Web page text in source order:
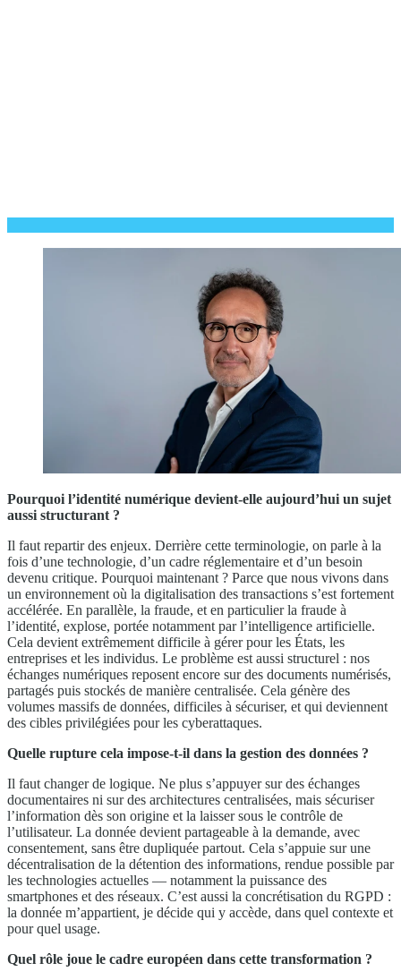
Pourquoi l’identité numérique devient-elle aujourd’hui un sujet
aussi structurant ?
Il faut repartir des enjeux. Derrière cette terminologie, on parle à la
fois d’une technologie, d’un cadre réglementaire et d’un besoin
devenu critique. Pourquoi maintenant ? Parce que nous vivons dans
un environnement où la digitalisation des transactions s’est fortement
accélérée. En parallèle, la fraude, et en particulier la fraude à
l’identité, explose, portée notamment par l’intelligence artificielle.
Cela devient extrêmement difficile à gérer pour les États, les
entreprises et les individus. Le problème est aussi structurel : nos
échanges numériques reposent encore sur des documents numérisés,
partagés puis stockés de manière centralisée. Cela génère des
volumes massifs de données, difficiles à sécuriser, et qui deviennent
des cibles privilégiées pour les cyberattaques.
Quelle rupture cela impose-t-il dans la gestion des données ?
Il faut changer de logique. Ne plus s’appuyer sur des échanges
documentaires ni sur des architectures centralisées, mais sécuriser
l’information dès son origine et la laisser sous le contrôle de
l’utilisateur. La donnée devient partageable à la demande, avec
consentement, sans être dupliquée partout. Cela s’appuie sur une
décentralisation de la détention des informations, rendue possible par
les technologies actuelles — notamment la puissance des
smartphones et des réseaux. C’est aussi la concrétisation du RGPD :
la donnée m’appartient, je décide qui y accède, dans quel contexte et
pour quel usage.
Quel rôle joue le cadre européen dans cette transformation ?